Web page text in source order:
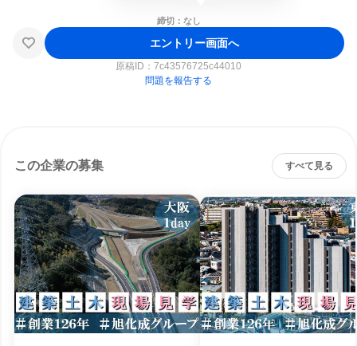
締切：なし
エントリー画面へ
原稿ID： 7c43576725c44010
問題を報告する
この企業の募集 すべて見る